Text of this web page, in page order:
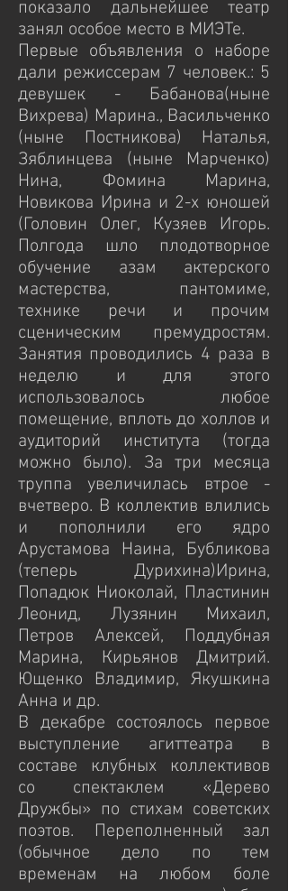
показало дальнейшее театр
занял особое место в МИЭТе.
Первые объявления о наборе
дали режиссерам 7 человек.: 5
девушек - Бабанова(ныне
Вихрева) Марина., Васильченко
(ныне Постникова) Наталья,
Зяблинцева (ныне Марченко)
Нина, Фомина Марина,
Новикова Ирина и 2-х юношей
(Головин Олег, Кузяев Игорь.
Полгода шло плодотворное
обучение азам актерского
мастерства, пантомиме,
технике речи и прочим
сценическим премудростям.
Занятия проводились 4 раза в
неделю и для этого
использовалось любое
помещение, вплоть до холлов и
аудиторий института (тогда
можно было). За три месяца
труппа увеличилась втрое -
вчетверо. В коллектив влились
и пополнили его ядро
Арустамова Наина, Бубликова
(теперь Дурихина)Ирина,
Попадюк Ниоколай, Пластинин
Леонид, Лузянин Михаил,
Петров Алексей, Поддубная
Марина, Кирьянов Дмитрий.
Ющенко Владимир, Якушкина
Анна и др.
В декабре состоялось первое
выступление агиттеатра в
составе клубных коллективов
со спектаклем «Дерево
Дружбы» по стихам советских
поэтов. Переполненный зал
(обычное дело по тем
временам на любом боле